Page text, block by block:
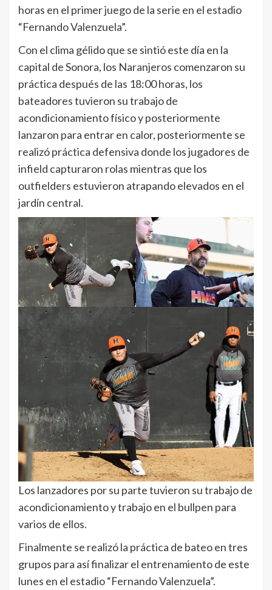
horas en el primer juego de la serie en el estadio
“Fernando Valenzuela”.
Con el clima gélido que se sintió este día en la
capital de Sonora, los Naranjeros comenzaron su
práctica después de las 18:00 horas, los
bateadores tuvieron su trabajo de
acondicionamiento físico y posteriormente
lanzaron para entrar en calor, posteriormente se
realizó práctica defensiva donde los jugadores de
infield capturaron rolas mientras que los
outfielders estuvieron atrapando elevados en el
jardín central.
Los lanzadores por su parte tuvieron su trabajo de
acondicionamiento y trabajo en el bullpen para
varios de ellos.
Finalmente se realizó la práctica de bateo en tres
grupos para así finalizar el entrenamiento de este
lunes en el estadio “Fernando Valenzuela”.